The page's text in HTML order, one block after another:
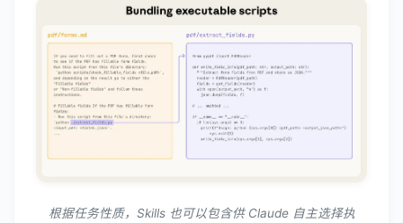
根据任务性质，Skills 也可以包含供 Claude 自主选择执